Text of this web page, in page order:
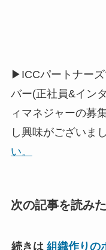
▶ICCパートナー
バー(正社員&イン
ィマネジャーの募
し興味がございま
い。
次の記事を読み
続きは 組織作りの